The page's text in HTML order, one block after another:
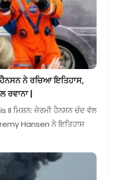
ਨੇ ਰਚਿਆ ਇਤਿਹਾਸ,
ਰਵਾਨਾ |
II ਮਿਸ਼ਨ: ਜੇਰਮੀ ਹੈਨਸਨ ਚੰਦ ਵੱਲ
Hansen ਨੇ ਇਤਿਹਾਸ